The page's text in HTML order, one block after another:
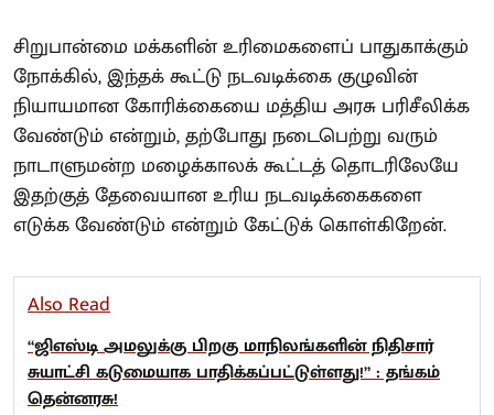
சிறுபான்மை மக்களின் உரிமைகளைப் பாதுகாக்கும்
நோக்கில், இந்தக் கூட்டு நடவடிக்கை குழுவின்
நியாயமான கோரிக்கையை மத்திய அரசு பரிசீலிக்க
வேண்டும் என்றும், தற்போது நடைபெற்று வரும்
நாடாளுமன்ற மழைக்காலக் கூட்டத் தொடரிலேயே
இதற்குத் தேவையான உரிய நடவடிக்கைகளை
எடுக்க வேண்டும் என்றும் கேட்டுக் கொள்கிறேன்.
Also Read
“ஜிஎஸ்டி அமலுக்கு பிறகு மாநிலங்களின் நிதிசார்
சுயாட்சி கடுமையாக பாதிக்கப்பட்டுள்ளது!” : தங்கம்
தென்னரசு!